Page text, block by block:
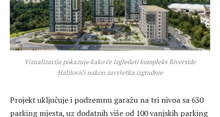
Vizualizacija pokazuje kako će izgledati kompleks Riverside
Halilovići nakon završetka izgradnje
Projekt uključuje i podzemnu garažu na tri nivoa sa 630
parking mjesta, uz dodatnih više od 100 vanjskih parking